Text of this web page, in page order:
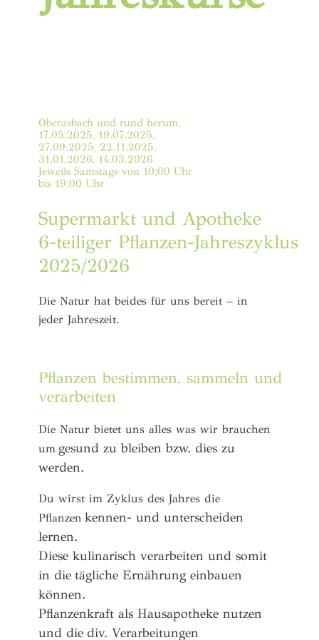
Oberasbach und rund herum,
17.05.2025, 19.07.2025,
27.09.2025, 22.11.2025,
31.01.2026, 14.03.2026
Jeweils Samstags von 10:00 Uhr
bis 19:00 Uhr
Supermarkt und Apotheke
6-teiliger Pflanzen-Jahreszyklus
2025/2026
Die Natur hat beides für uns bereit – in
jeder Jahreszeit.
Pflanzen bestimmen, sammeln und
verarbeiten
Die Natur bietet uns alles was wir brauchen
um gesund zu bleiben bzw. dies zu
werden.
Du wirst im Zyklus des Jahres die
Pflanzen kennen- und unterscheiden
lernen.
Diese kulinarisch verarbeiten und somit
in die tägliche Ernährung einbauen
können.
Pflanzenkraft als Hausapotheke nutzen
und die div. Verarbeitungen